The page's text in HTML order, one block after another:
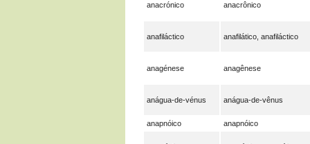
anacrónico anacrônico
anafiláctico anafilático, anafiláctico
anagénese anagênese
anágua-de-vénus anágua-de-vênus
anapnóico anapnóico